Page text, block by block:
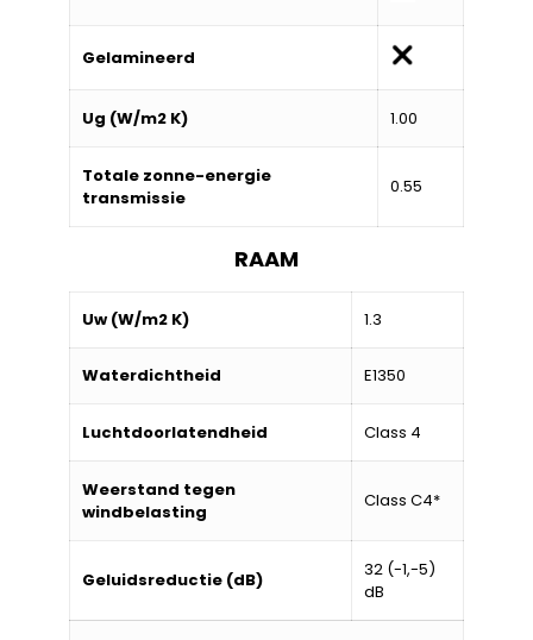
Gelamineerd
Ug (W/m2 K) 1.00
Totale zonne-energie
transmissie
0.55
RAAM
Uw (W/m2 K) 1.3
Waterdichtheid E1350
Luchtdoorlatendheid Class 4
Weerstand tegen
windbelasting
Class C4*
Geluidsreductie (dB)
32 (-1,-5)
dB